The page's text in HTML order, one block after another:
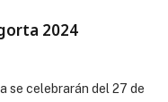
2024
se celebrarán del 27 de